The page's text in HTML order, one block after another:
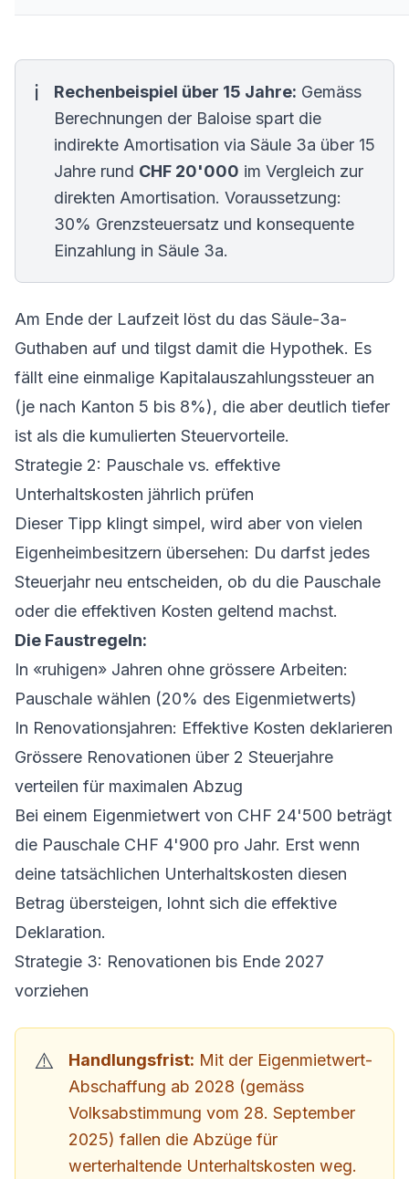
Rechenbeispiel über 15 Jahre: Gemäss
Berechnungen der Baloise spart die
indirekte Amortisation via Säule 3a über 15
Jahre rund CHF 20'000 im Vergleich zur
direkten Amortisation. Voraussetzung:
30% Grenzsteuersatz und konsequente
Einzahlung in Säule 3a.
Am Ende der Laufzeit löst du das Säule-3a-
Guthaben auf und tilgst damit die Hypothek. Es
fällt eine einmalige Kapitalauszahlungssteuer an
(je nach Kanton 5 bis 8%), die aber deutlich tiefer
ist als die kumulierten Steuervorteile.
Strategie 2: Pauschale vs. effektive
Unterhaltskosten jährlich prüfen
Dieser Tipp klingt simpel, wird aber von vielen
Eigenheimbesitzern übersehen: Du darfst jedes
Steuerjahr neu entscheiden, ob du die Pauschale
oder die effektiven Kosten geltend machst.
Die Faustregeln:
In «ruhigen» Jahren ohne grössere Arbeiten:
Pauschale wählen (20% des Eigenmietwerts)
In Renovationsjahren: Effektive Kosten deklarieren
Grössere Renovationen über 2 Steuerjahre
verteilen für maximalen Abzug
Bei einem Eigenmietwert von CHF 24'500 beträgt
die Pauschale CHF 4'900 pro Jahr. Erst wenn
deine tatsächlichen Unterhaltskosten diesen
Betrag übersteigen, lohnt sich die effektive
Deklaration.
Strategie 3: Renovationen bis Ende 2027
vorziehen
Handlungsfrist: Mit der Eigenmietwert-
Abschaffung ab 2028 (gemäss
Volksabstimmung vom 28. September
2025) fallen die Abzüge für
werterhaltende Unterhaltskosten weg.